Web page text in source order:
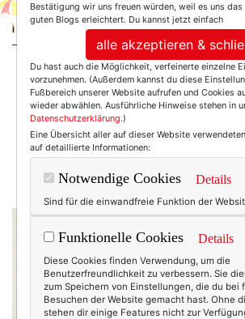
For Women. Not
Einträge mit
Tag: Rot-
Bestätigung wir uns freuen würden, weil es uns
guten Blogs erleichtert. Du kannst jetzt einfach
alle akzeptieren &
Du hast auch die Möglichkeit, verfeinerte einzelne
vorzunehmen. (Außerdem kannst du diese
Fußbereich unserer Website aufrufen und Cookies
wieder abwählen. Ausführliche Hinweise stehen in
Datenschutzerklärung.)
Eine Übersicht aller auf dieser Website
auf detaillierte Informationen:
Notwendige Cookies Details
Sind für die einwandfreie Funktion der
Funktionelle Cookies Details
Diese Cookies finden Verwendung, um die
Benutzerfreundlichkeit zu verbessern. Sie
zum Speichern von Einstellungen, die du bei
Besuchen der Website gemacht hast. Ohne
stehen dir einige Features nicht zur